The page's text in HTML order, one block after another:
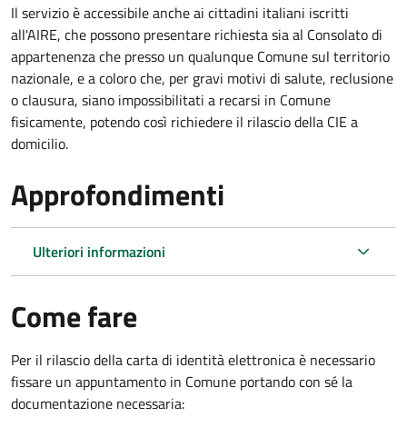
Il servizio è accessibile anche ai cittadini italiani iscritti
all'AIRE, che possono presentare richiesta sia al Consolato di
appartenenza che presso un qualunque Comune sul territorio
nazionale, e a coloro che, per gravi motivi di salute, reclusione
o clausura, siano impossibilitati a recarsi in Comune
fisicamente, potendo così richiedere il rilascio della CIE a
domicilio.
Approfondimenti
Ulteriori informazioni
Come fare
Per il rilascio della carta di identità elettronica è necessario
fissare un appuntamento in Comune portando con sé la
documentazione necessaria: